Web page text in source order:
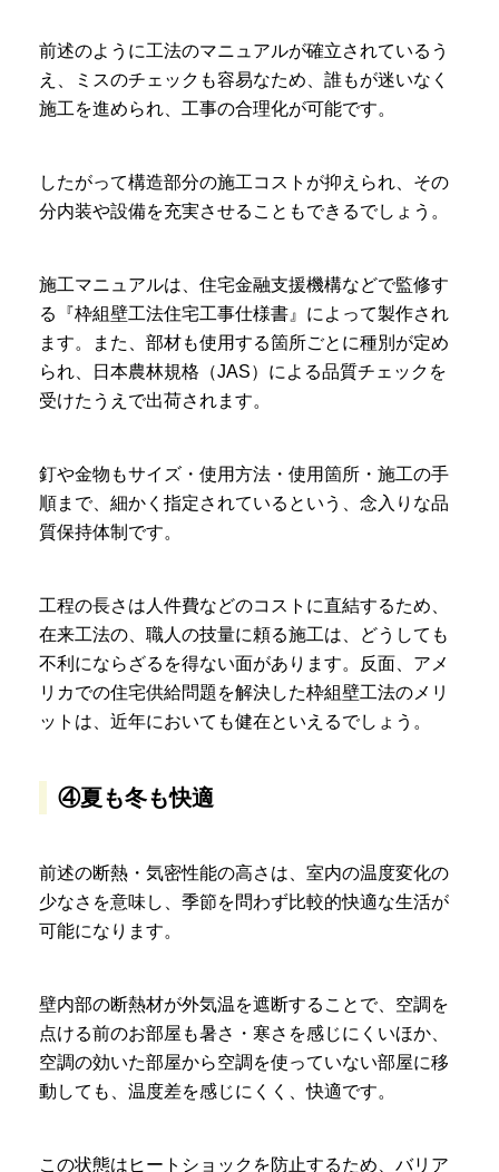
前述のように工法のマニュアルが確立されているう
え、ミスのチェックも容易なため、誰もが迷いなく
施工を進められ、工事の合理化が可能です。
したがって構造部分の施工コストが抑えられ、その
分内装や設備を充実させることもできるでしょう。
施工マニュアルは、住宅金融支援機構などで監修す
る『枠組壁工法住宅工事仕様書』によって製作され
ます。また、部材も使用する箇所ごとに種別が定め
られ、日本農林規格（JAS）による品質チェックを
受けたうえで出荷されます。
釘や金物もサイズ・使用方法・使用箇所・施工の手
順まで、細かく指定されているという、念入りな品
質保持体制です。
工程の長さは人件費などのコストに直結するため、
在来工法の、職人の技量に頼る施工は、どうしても
不利にならざるを得ない面があります。反面、アメ
リカでの住宅供給問題を解決した枠組壁工法のメリ
ットは、近年においても健在といえるでしょう。
④夏も冬も快適
前述の断熱・気密性能の高さは、室内の温度変化の
少なさを意味し、季節を問わず比較的快適な生活が
可能になります。
壁内部の断熱材が外気温を遮断することで、空調を
点ける前のお部屋も暑さ・寒さを感じにくいほか、
空調の効いた部屋から空調を使っていない部屋に移
動しても、温度差を感じにくく、快適です。
この状態はヒートショックを防止するため、バリア